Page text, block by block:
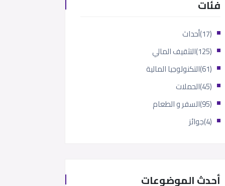
فئات
أحداث
(17)
التثقيف المالي
(125)
التكنولوجيا المالية
(61)
الحملات
(45)
السفر و الطعام
(95)
جوائز (4)
أحدث الموضوعات